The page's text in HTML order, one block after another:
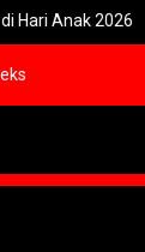
Anak 2026